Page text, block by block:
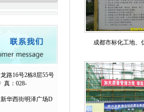
路16号2栋8层55号
真：028-
华西街明泽广场D
成都市标化工地、